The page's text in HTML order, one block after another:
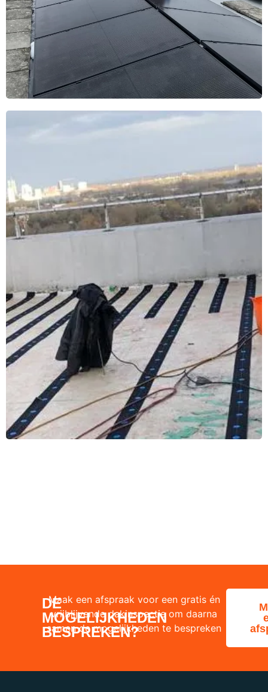
DE
MOGELIJKHEDEN
BESPREKEN?
Maak een afspraak voor een gratis én
vrijblijvende dakinspectie om daarna
samen de mogelijkheden te bespreken